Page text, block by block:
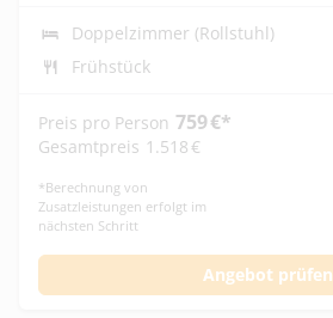
Doppelzimmer (Rollstuhl)
Frühstück
Preis pro Person 759€*
Gesamtpreis 1.518€
*Berechnung von
Zusatzleistungen erfolgt im
nächsten Schritt
Angebot prüfen